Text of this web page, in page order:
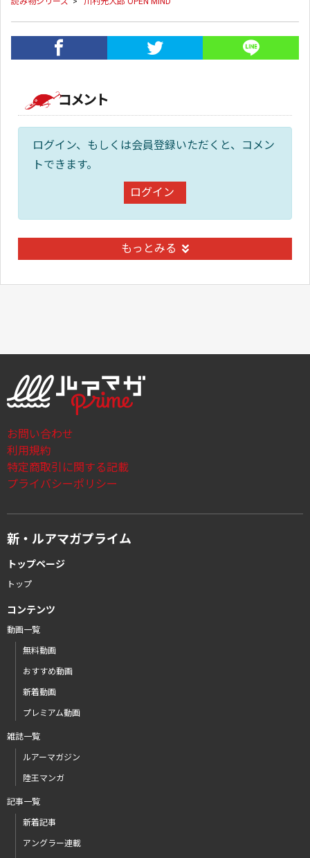
コメント
ログイン、もしくは会員登録いただくと、コメン
トできます。
ログイン
もっとみる
お問い合わせ
利用規約
特定商取引に関する記載
プライバシーポリシー
新・ルアマガプライム
トップページ
トップ
コンテンツ
動画一覧
無料動画
おすすめ動画
新着動画
プレミアム動画
雑誌一覧
ルアーマガジン
陸王マンガ
記事一覧
新着記事
アングラー連載